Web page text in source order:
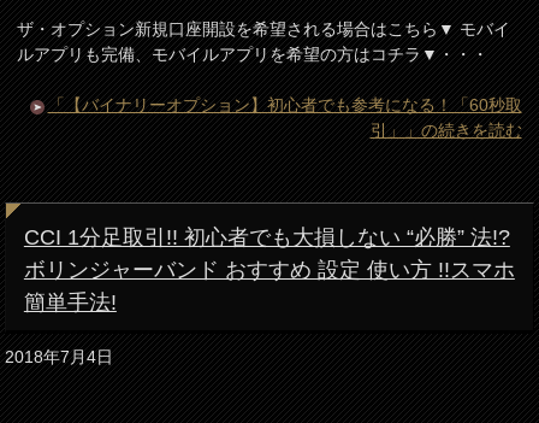
ザ・オプション新規口座開設を希望される場合はこちら▼ モバイ
ルアプリも完備、モバイルアプリを希望の方はコチラ▼・・・
「【バイナリーオプション】初心者でも参考になる！「60秒取
引」」の続きを読む
CCI 1分足取引!! 初心者でも大損しない “必勝” 法!?
ボリンジャーバンド おすすめ 設定 使い方 !!スマホ
簡単手法!
2018年7月4日